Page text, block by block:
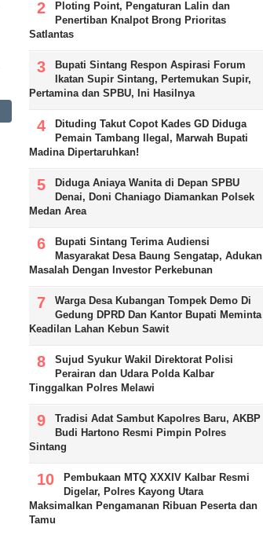
Ploting Point, Pengaturan Lalin dan
Penertiban Knalpot Brong Prioritas
Satlantas
Bupati Sintang Respon Aspirasi Forum
Ikatan Supir Sintang, Pertemukan Supir,
Pertamina dan SPBU, Ini Hasilnya
Dituding Takut Copot Kades GD Diduga
Pemain Tambang Ilegal, Marwah Bupati
Madina Dipertaruhkan!
Diduga Aniaya Wanita di Depan SPBU
Denai, Doni Chaniago Diamankan Polsek
Medan Area
Bupati Sintang Terima Audiensi
Masyarakat Desa Baung Sengatap, Adukan
Masalah Dengan Investor Perkebunan
Warga Desa Kubangan Tompek Demo Di
Gedung DPRD Dan Kantor Bupati Meminta
Keadilan Lahan Kebun Sawit
Sujud Syukur Wakil Direktorat Polisi
Perairan dan Udara Polda Kalbar
Tinggalkan Polres Melawi
Tradisi Adat Sambut Kapolres Baru, AKBP
Budi Hartono Resmi Pimpin Polres
Sintang
Pembukaan MTQ XXXIV Kalbar Resmi
Digelar, Polres Kayong Utara
Maksimalkan Pengamanan Ribuan Peserta dan
Tamu